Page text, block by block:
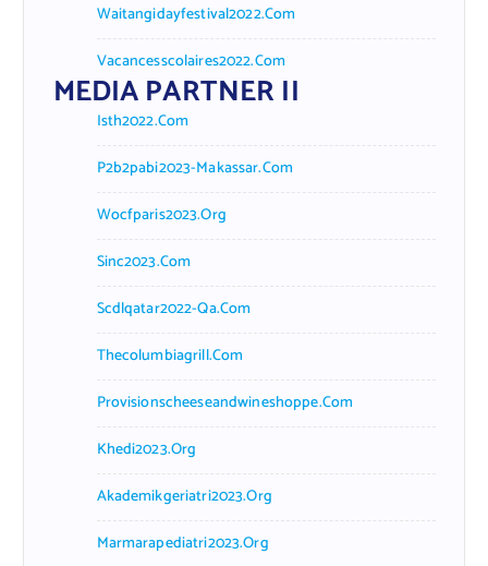
Waitangidayfestival2022.com
Vacancesscolaires2022.com
MEDIA PARTNER II
Isth2022.com
P2b2pabi2023-Makassar.com
Wocfparis2023.org
Sinc2023.com
Scdlqatar2022-Qa.com
Thecolumbiagrill.com
Provisionscheeseandwineshoppe.com
Khedi2023.org
Akademikgeriatri2023.org
Marmarapediatri2023.org